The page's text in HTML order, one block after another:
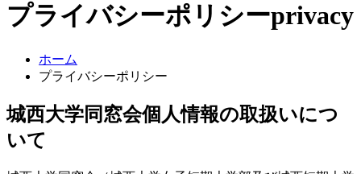
プライバシーポリシーprivacy
ホーム
プライバシーポリシー
城西大学同窓会個人情報の取扱いにつ
いて